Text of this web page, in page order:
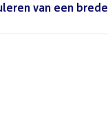
van een brede